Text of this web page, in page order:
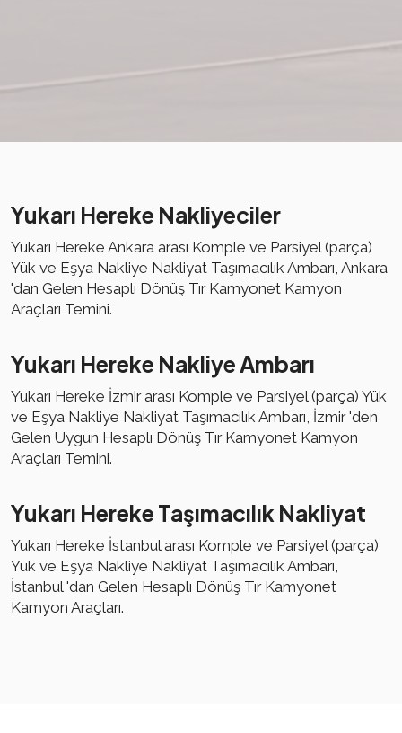
Yukarı Hereke Nakliyeciler
Yukarı Hereke Ankara arası Komple ve Parsiyel (parça)
Yük ve Eşya Nakliye Nakliyat Taşımacılık Ambarı, Ankara
'dan Gelen Hesaplı Dönüş Tır Kamyonet Kamyon
Araçları Temini.
Yukarı Hereke Nakliye Ambarı
Yukarı Hereke İzmir arası Komple ve Parsiyel (parça) Yük
ve Eşya Nakliye Nakliyat Taşımacılık Ambarı, İzmir 'den
Gelen Uygun Hesaplı Dönüş Tır Kamyonet Kamyon
Araçları Temini.
Yukarı Hereke Taşımacılık Nakliyat
Yukarı Hereke İstanbul arası Komple ve Parsiyel (parça)
Yük ve Eşya Nakliye Nakliyat Taşımacılık Ambarı,
İstanbul 'dan Gelen Hesaplı Dönüş Tır Kamyonet
Kamyon Araçları.